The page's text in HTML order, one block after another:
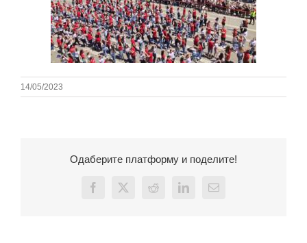
14/05/2023
Одаберите платформу и поделите!
Facebook
X Reddit LinkedInEmail